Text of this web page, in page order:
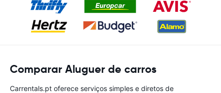
Comparar Aluguer de carros
Carrentals.pt oferece serviços simples e diretos de